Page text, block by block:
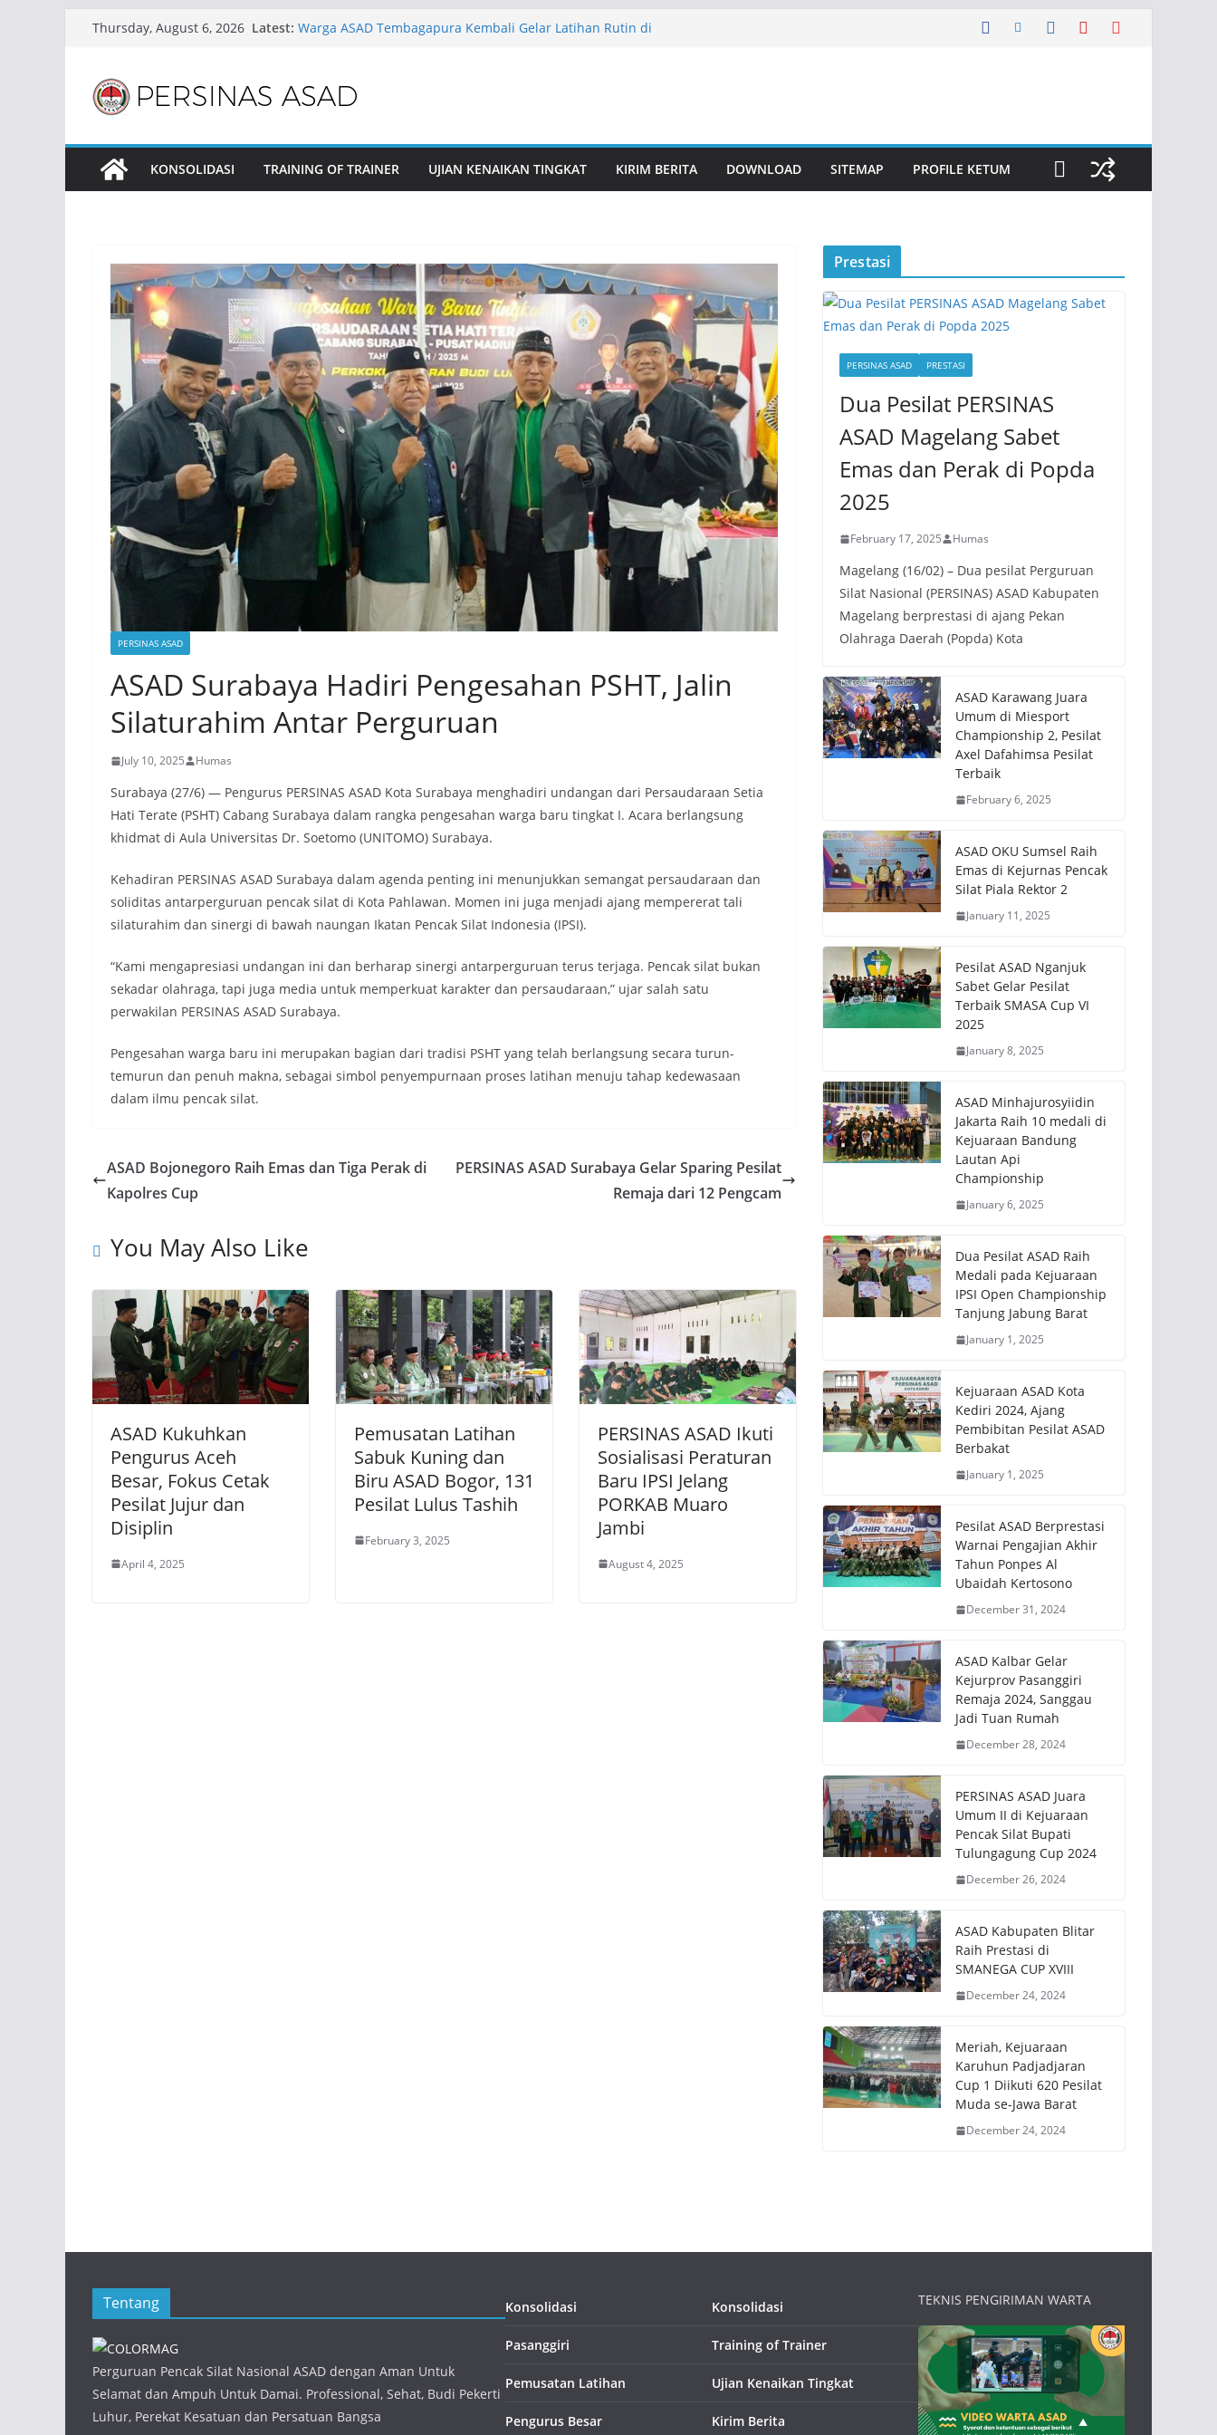
Thursday, August 6, 2026 Latest: Warga ASAD Tembagapura Kembali Gelar Latihan Rutin di
Penampailan ASAD Wujud Nyata Sinergitas Budaya dan
Sinopsis Pemuda Karima bersama PERSNAS ASAD dalam
Ajang Festival Budaya Nusantara
KONSOLIDASI TRAINING OF TRAINER UJIAN KENAIKAN TINGKAT KIRIM BERITA DOWNLOAD SITEMAP PROFILE KETUM
PERSINAS ASAD
ASAD Surabaya Hadiri Pengesahan PSHT, Jalin
Silaturahim Antar Perguruan
July 10, 2025 Humas
Surabaya (27/6) — Pengurus PERSINAS ASAD Kota Surabaya menghadiri undangan dari Persaudaraan Setia
Hati Terate (PSHT) Cabang Surabaya dalam rangka pengesahan warga baru tingkat I. Acara berlangsung
khidmat di Aula Universitas Dr. Soetomo (UNITOMO) Surabaya.
Kehadiran PERSINAS ASAD Surabaya dalam agenda penting ini menunjukkan semangat persaudaraan dan
soliditas antarperguruan pencak silat di Kota Pahlawan. Momen ini juga menjadi ajang mempererat tali
silaturahim dan sinergi di bawah naungan Ikatan Pencak Silat Indonesia (IPSI).
“Kami mengapresiasi undangan ini dan berharap sinergi antarperguruan terus terjaga. Pencak silat bukan
sekadar olahraga, tapi juga media untuk memperkuat karakter dan persaudaraan,” ujar salah satu
perwakilan PERSINAS ASAD Surabaya.
Pengesahan warga baru ini merupakan bagian dari tradisi PSHT yang telah berlangsung secara turun-
temurun dan penuh makna, sebagai simbol penyempurnaan proses latihan menuju tahap kedewasaan
dalam ilmu pencak silat.
ASAD Bojonegoro Raih Emas dan Tiga Perak di
Kapolres Cup
PERSINAS ASAD Surabaya Gelar Sparing Pesilat
Remaja dari 12 Pengcam
You May Also Like
ASAD Kukuhkan
Pengurus Aceh
Besar, Fokus Cetak
Pesilat Jujur dan
Disiplin
April 4, 2025
Pemusatan Latihan
Sabuk Kuning dan
Biru ASAD Bogor, 131
Pesilat Lulus Tashih
February 3, 2025
PERSINAS ASAD Ikuti
Sosialisasi Peraturan
Baru IPSI Jelang
PORKAB Muaro
Jambi
August 4, 2025
Prestasi
PERSINAS ASAD PRESTASI
Dua Pesilat PERSINAS
ASAD Magelang Sabet
Emas dan Perak di Popda
2025
February 17, 2025 Humas
Magelang (16/02) – Dua pesilat Perguruan
Silat Nasional (PERSINAS) ASAD Kabupaten
Magelang berprestasi di ajang Pekan
Olahraga Daerah (Popda) Kota
ASAD Karawang Juara
Umum di Miesport
Championship 2, Pesilat
Axel Dafahimsa Pesilat
Terbaik
February 6, 2025
ASAD OKU Sumsel Raih
Emas di Kejurnas Pencak
Silat Piala Rektor 2
January 11, 2025
Pesilat ASAD Nganjuk
Sabet Gelar Pesilat
Terbaik SMASA Cup VI
2025
January 8, 2025
ASAD Minhajurosyiidin
Jakarta Raih 10 medali di
Kejuaraan Bandung
Lautan Api
Championship
January 6, 2025
Dua Pesilat ASAD Raih
Medali pada Kejuaraan
IPSI Open Championship
Tanjung Jabung Barat
January 1, 2025
Kejuaraan ASAD Kota
Kediri 2024, Ajang
Pembibitan Pesilat ASAD
Berbakat
January 1, 2025
Pesilat ASAD Berprestasi
Warnai Pengajian Akhir
Tahun Ponpes Al
Ubaidah Kertosono
December 31, 2024
ASAD Kalbar Gelar
Kejurprov Pasanggiri
Remaja 2024, Sanggau
Jadi Tuan Rumah
December 28, 2024
PERSINAS ASAD Juara
Umum II di Kejuaraan
Pencak Silat Bupati
Tulungagung Cup 2024
December 26, 2024
ASAD Kabupaten Blitar
Raih Prestasi di
SMANEGA CUP XVIII
December 24, 2024
Meriah, Kejuaraan
Karuhun Padjadjaran
Cup 1 Diikuti 620 Pesilat
Muda se-Jawa Barat
December 24, 2024
Tentang
Perguruan Pencak Silat Nasional ASAD dengan Aman Untuk
Selamat dan Ampuh Untuk Damai. Professional, Sehat, Budi Pekerti
Luhur, Perekat Kesatuan dan Persatuan Bangsa
Konsolidasi
Pasanggiri
Pemusatan Latihan
Pengurus Besar
Konsolidasi
Training of Trainer
Ujian Kenaikan Tingkat
Kirim Berita
TEKNIS PENGIRIMAN WARTA